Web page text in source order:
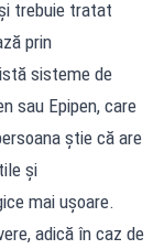
trebuie tratat
prin
sisteme de
sau Epipen, care
știe că are
și
mai ușoare.
adică în caz de